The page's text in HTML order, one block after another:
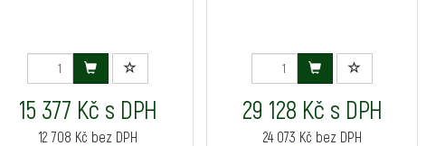
15 377 Kč s DPH
12 708 Kč bez DPH
29 128 Kč s DPH
24 073 Kč bez DPH